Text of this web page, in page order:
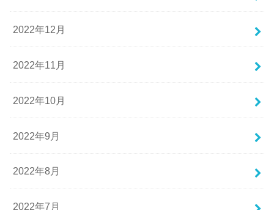
2022年12月
2022年11月
2022年10月
2022年9月
2022年8月
2022年7月